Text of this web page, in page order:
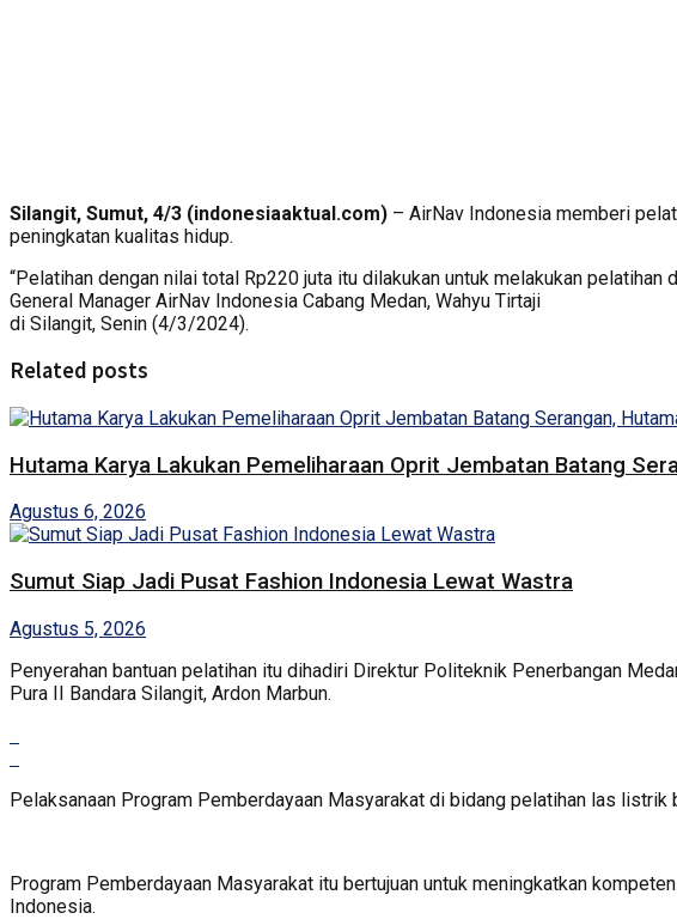
Silangit, Sumut, 4/3 (indonesiaaktual.com) – AirNav Indonesia memberi
peningkatan kualitas hidup.
“Pelatihan dengan nilai total Rp220 juta itu dilakukan untuk melakukan
General Manager AirNav Indonesia Cabang Medan, Wahyu Tirtaji
di Silangit, Senin (4/3/2024).
Related posts
Hutama Karya Lakukan Pemeliharaan Oprit Jembatan Batang
Agustus 6, 2026
Sumut Siap Jadi Pusat Fashion Indonesia Lewat Wastra
Agustus 5, 2026
Penyerahan bantuan pelatihan itu dihadiri Direktur Politeknik Penerbangan
Pura II Bandara Silangit, Ardon Marbun.
Pelaksanaan Program Pemberdayaan Masyarakat di bidang pelatihan las listrik
Program Pemberdayaan Masyarakat itu bertujuan untuk meningkatkan
Indonesia.